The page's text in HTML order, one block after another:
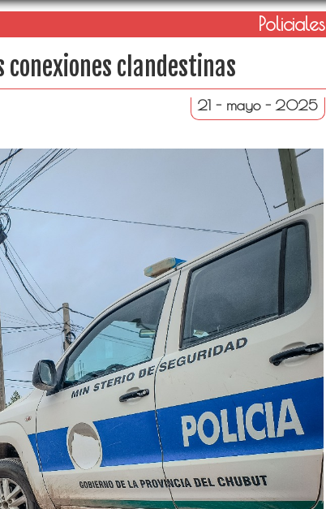
Policiales
clandestinas
21 - mayo - 2025